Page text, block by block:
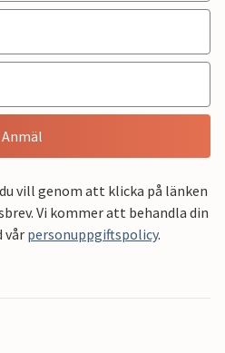
Anmäl
vill genom att klicka på länken
Vi kommer att behandla din
vårpersonuppgiftspolicy.